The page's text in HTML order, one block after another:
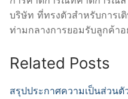
บริษัท ที่ทรงตัวสำหรับการเ
ท่ามกลางการยอมรับลูกค้าอ
Related Posts
สรุปประกาศความเป็นส่วนตั